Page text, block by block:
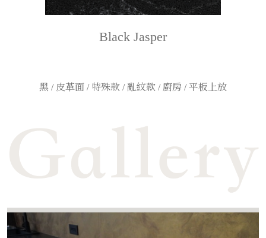
Black Jasper
黑 / 皮革面 / 特殊款 / 亂紋款 / 廚房 / 平板上放